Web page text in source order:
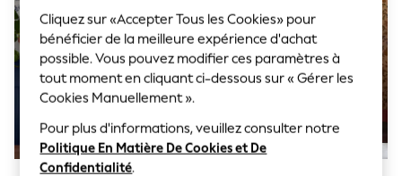
Trousers
Sun Hats & Caps
T-Shirts & Vests
Sunglasses
Men's Holiday Shop
Accessories
Bags & Luggage
Footwear
Cliquez sur «Accepter Tous les Cookies» pour
bénéficier de la meilleure expérience d'achat
possible. Vous pouvez modifier ces paramètres à
tout moment en cliquant ci-dessous sur « Gérer les
Cookies Manuellement ».
Pour plus d'informations, veuillez consulter notre
Politique En Matière De Cookies et De
Confidentialité.